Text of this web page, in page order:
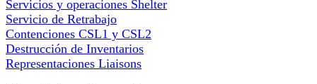
Servicios y operaciones Shelter
Servicio de Retrabajo
Contenciones CSL1 y CSL2
Destrucción de Inventarios
Representaciones Liaisons